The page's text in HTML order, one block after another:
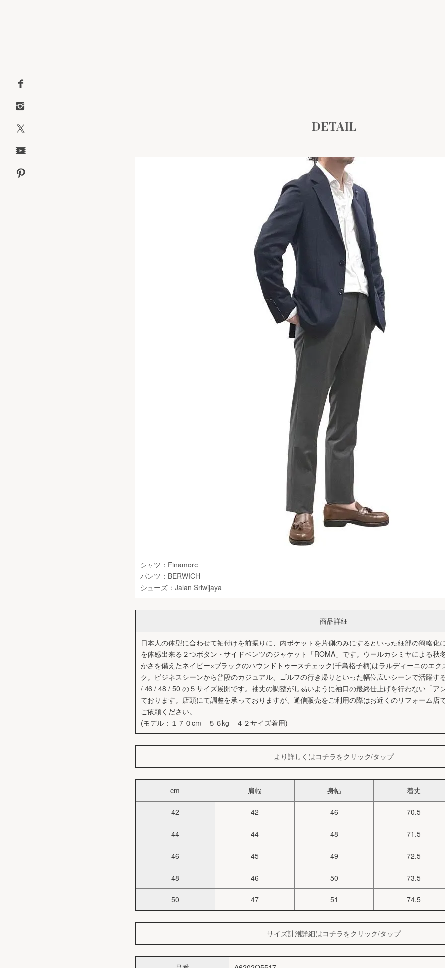
DETAIL
シャツ：Finamore
パンツ：BERWICH
シューズ：Jalan Sriwijaya
商品詳細
日本人の体型に合わせて袖付けを前振りに、内ポケットを片側のみにするといった細部の簡略化
を体感出来る２つボタン・サイドベンツのジャケット「ROMA」です。ウールカシミヤによる秋
かさを備えたネイビー×ブラックのハウンドトゥースチェック(千鳥格子柄)はラルディーニのエ
ク。ビジネスシーンから普段のカジュアル、ゴルフの行き帰りといった幅位広いシーンで活躍す
/ 46 / 48 / 50 の５サイズ展開です。袖丈の調整がし易いように袖口の最終仕上げを行わない「ア
ております。店頭にて調整を承っておりますが、通信販売をご利用の際はお近くのリフォーム店
ご依頼ください。
(モデル：１７０cm ５６kg ４２サイズ着用)
より詳しくはコチラをクリック/タップ
cm 肩幅 身幅 着丈
42 42 46 70.5
44 44 48 71.5
46 45 49 72.5
48 46 50 73.5
50 47 51 74.5
サイズ計測詳細はコチラをクリック/タップ